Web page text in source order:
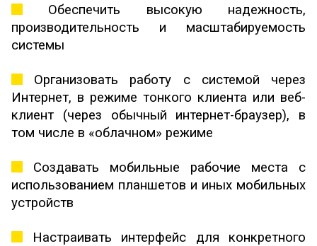
Обеспечить высокую надежность,
производительность и масштабируемость
системы
Организовать работу с системой через
Интернет, в режиме тонкого клиента или веб-
клиент (через обычный интернет-браузер), в
том числе в «облачном» режиме
Создавать мобильные рабочие места с
использованием планшетов и иных мобильных
устройств
Настраивать интерфейс для конкретного